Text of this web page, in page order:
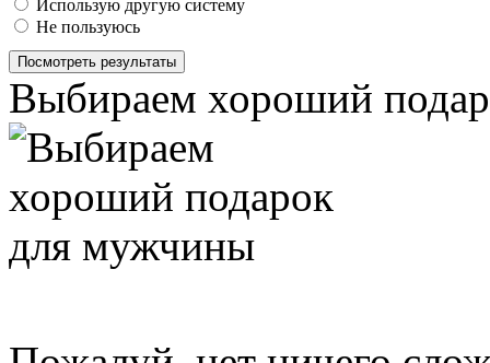
Использую другую систему
Не пользуюсь
Посмотреть результаты
Выбираем хороший